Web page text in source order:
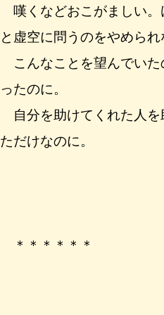
嘆くなどおこがましい。
と虚空に問うのをやめら
こんなことを望んでいた
ったのに。
自分を助けてくれた人を
ただけなのに。
＊＊＊＊＊＊